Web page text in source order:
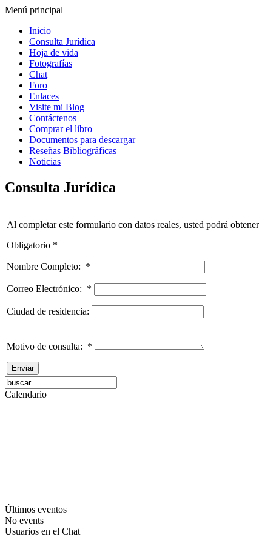
Menú principal
Inicio
Consulta Jurídica
Hoja de vida
Fotografías
Chat
Foro
Enlaces
Visite mi Blog
Contáctenos
Comprar el libro
Documentos para descargar
Reseñas Bibliográficas
Noticias
Consulta Jurídica
Al completar este formulario con datos reales, usted podrá
Obligatorio *
Nombre Completo: *
Correo Electrónico: *
Ciudad de residencia:
Motivo de consulta: *
Calendario
Últimos eventos
No events
Usuarios en el Chat